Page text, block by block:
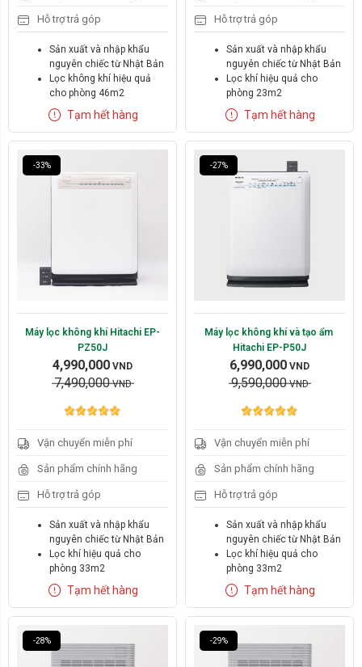
Hỗ trợ trả góp
Sản xuất và nhập khẩu
nguyên chiếc từ Nhật Bản
Lọc không khí hiệu quả
cho phòng 46m2
Tạo ẩm thông minh
Màng lọc HEPA tiêu chuẩn
kích thước nhỏ tới 0.3
micromet
Thời gian sử dụng màng
Tạm hết hàng
Hỗ trợ trả góp
Sản xuất và nhập khẩu
nguyên chiếc từ Nhật Bản
Lọc khí hiệu quả cho
phòng 23m2
Kích thước gọn nhỏ,
mỏng, trọng lượng chỉ 4kg
nhanh chóng
Điều khiển từ xa tiện sử
Tạm hết hàng
-33%
Hitachi
Diện tích:
30m2 - 50m2
Xóa
Máy lọc không khí Hitachi EP-
PZ50J
4,990,000 VND
7,490,000 VND
Vận chuyển miễn phí
Sản phẩm chính hãng
Hỗ trợ trả góp
Sản xuất và nhập khẩu
nguyên chiếc từ Nhật Bản
Lọc khí hiệu quả cho
phòng 33m2
Kích thước gọn nhỏ,
mỏng, trọng lượng chỉ 4kg
nhanh chóng
Điều khiển từ xa tiện sử
Tạm hết hàng
-27%
Hitachi
Diện tích:
30m2 - 50m2
Xóa
Máy lọc không khí và tạo ẩm
Hitachi EP-P50J
6,990,000 VND
9,590,000 VND
Vận chuyển miễn phí
Sản phẩm chính hãng
Hỗ trợ trả góp
Sản xuất và nhập khẩu
nguyên chiếc từ Nhật Bản
Lọc khí hiệu quả cho
phòng 33m2
Chế độ tạo ẩm thông minh
Kích thước gọn nhỏ, mỏng
nhanh chóng
Điều khiển từ xa tiện sử
Tạm hết hàng
-28%
Hãng:
Hitachi
Diện tích:
Lớn hơn 50m2
Xóa
-29%
Hãng:
Hitachi
Diện tích:
Lớn hơn 50m2
Xóa